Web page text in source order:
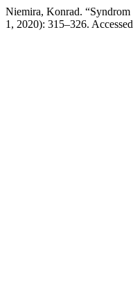
Niemira, Konrad.
1, 2020): 315–326.